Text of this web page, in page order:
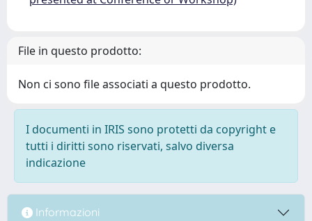
File in questo prodotto:
Non ci sono file associati a questo prodotto.
I documenti in IRIS sono protetti da copyright e
tutti i diritti sono riservati, salvo diversa
indicazione
Informazioni